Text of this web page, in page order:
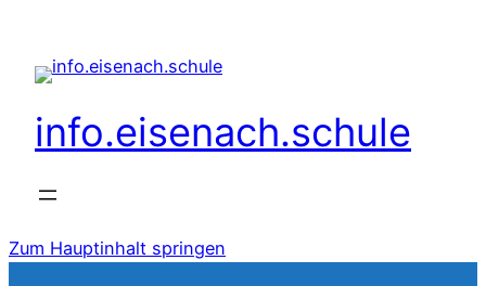
info.eisenach.schule
Zum Hauptinhalt springen